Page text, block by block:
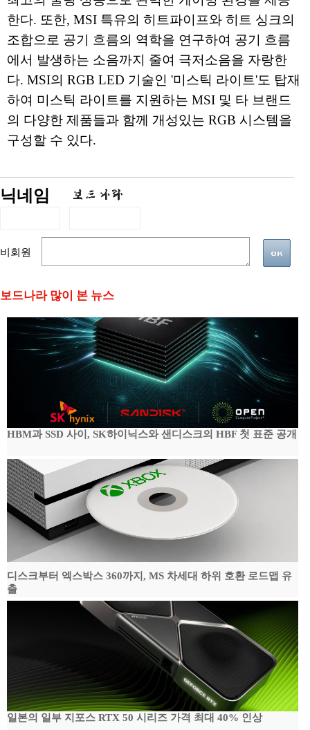
한다. 또한, MSI 특유의 히트파이프와 히트 싱크의
조합으로 공기 흐름의 역학을 연구하여 공기 흐름
에서 발생하는 소음까지 줄여 극저소음을 자랑한
다. MSI의 RGB LED 기술인 '미스틱 라이트'도 탑재
하여 미스틱 라이트를 지원하는 MSI 및 타 브랜드
의 다양한 제품들과 함께 개성있는 RGB 시스템을
구성할 수 있다.
닉네임
비회원
보드나라 많이 본 뉴스
HBM과 SSD 사이, SK하이닉스와 샌디스크의 HBF 첫 표준 공개
디스크부터 엑스박스 360까지, MS 차세대 하위 호환 로드맵 유
출
일본의 일부 지포스 RTX 50 시리즈 가격 최대 40% 인상